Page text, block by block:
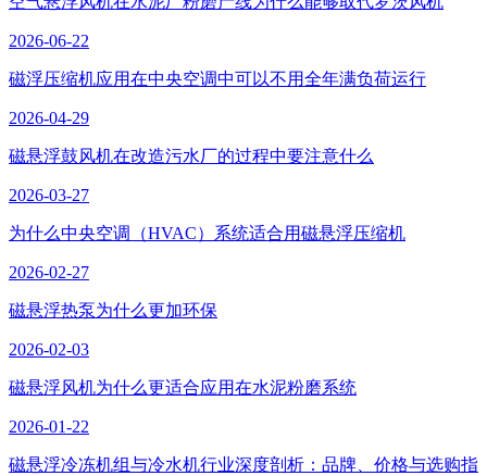
2026-06-22
磁浮压缩机应用在中央空调中可以不用全年满负荷运行
2026-04-29
磁悬浮鼓风机在改造污水厂的过程中要注意什么
2026-03-27
为什么中央空调（HVAC）系统适合用磁悬浮压缩机
2026-02-27
磁悬浮热泵为什么更加环保
2026-02-03
磁悬浮风机为什么更适合应用在水泥粉磨系统
2026-01-22
磁悬浮冷冻机组与冷水机行业深度剖析：品牌、价格与选购指